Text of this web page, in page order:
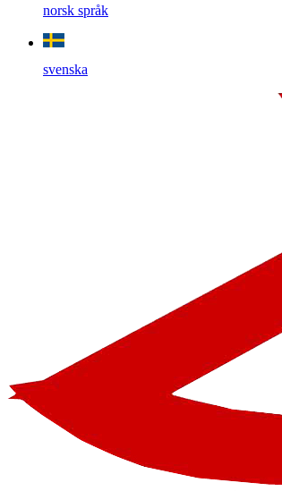
norsk språk
svenska